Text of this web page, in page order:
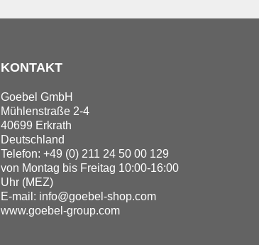
KONTAKT
Goebel GmbH
Mühlenstraße 2-4
40699 Erkrath
Deutschland
Telefon: +49 (0) 211 24 50 00 129
von Montag bis Freitag 10:00-16:00
Uhr (MEZ)
E-mail: info@goebel-shop.com
www.goebel-group.com